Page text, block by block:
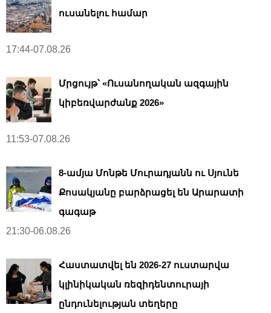
ուսանելու համար
17:44-07.08.26
Մրցույթ՝ «Ուսանողական ազգային
կիբեռվարժանք 2026»
11:53-07.08.26
8-ամյա Մոնթե Մուրադյանն ու Սյունե
Քոսակյանը բարձրացել են Արարատի
գագաթ
21:30-06.08.26
Հաստատվել են 2026-27 ուստարվա
կլինիկական ռեզիդենտուրայի
ընդունելության տեղերը